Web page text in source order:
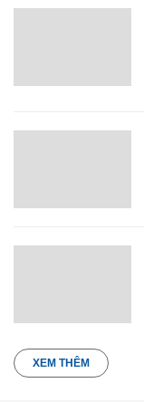
XEM THÊM